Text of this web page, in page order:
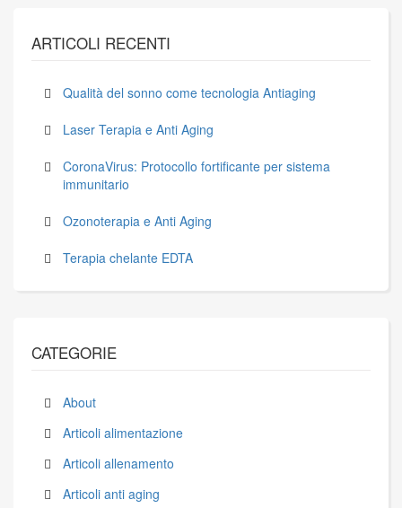
ARTICOLI RECENTI
Qualità del sonno come tecnologia Antiaging
Laser Terapia e Anti Aging
CoronaVirus: Protocollo fortificante per sistema
immunitario
Ozonoterapia e Anti Aging
Terapia chelante EDTA
CATEGORIE
About
Articoli alimentazione
Articoli allenamento
Articoli anti aging